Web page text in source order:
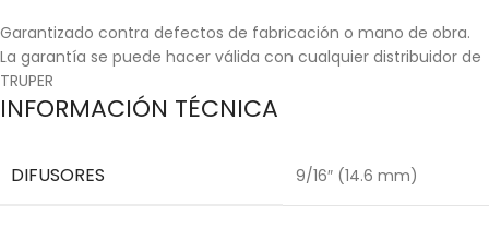
Garantizado contra defectos de fabricación o mano de obra.
La garantía se puede hacer válida con cualquier distribuidor de
TRUPER
INFORMACIÓN TÉCNICA
DIFUSORES 9/16″ (14.6 mm)